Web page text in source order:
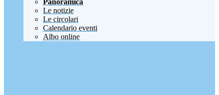
Panoramica
Le notizie
Le circolari
Calendario eventi
Albo online